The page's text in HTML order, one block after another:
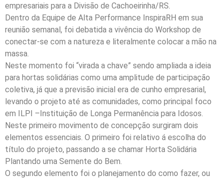
empresariais para a Divisão de Cachoeirinha/RS.
Dentro da Equipe de Alta Performance InspiraRH em sua
reunião semanal, foi debatida a vivência do Workshop de
conectar-se com a natureza e literalmente colocar a mão na
massa.
Neste momento foi “virada a chave” sendo ampliada a ideia
para hortas solidárias como uma amplitude de participação
coletiva, já que a previsão inicial era de cunho empresarial,
levando o projeto até as comunidades, como principal foco
em ILPI –Instituição de Longa Permanência para Idosos.
Neste primeiro movimento de concepção surgiram dois
elementos essenciais. O primeiro foi relativo á escolha do
título do projeto, passando a se chamar Horta Solidária
Plantando uma Semente do Bem.
O segundo elemento foi o planejamento do como fazer, ou